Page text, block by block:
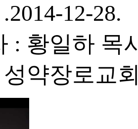
12-28.
: 황일하 목
성약장로교